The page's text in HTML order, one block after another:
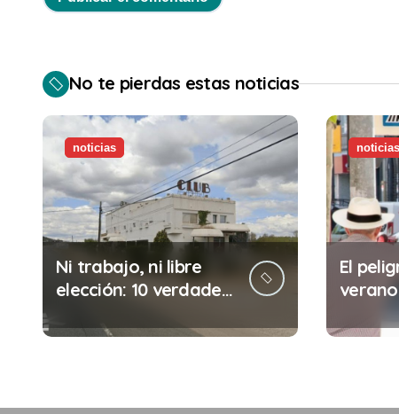
No te pierdas estas noticias
noticias
Ni trabajo, ni libre
elección: 10 verdades
abolición de la
noticias
El